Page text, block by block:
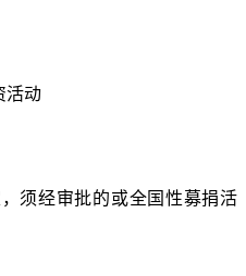
活动
须经审批的或全国性募捐活